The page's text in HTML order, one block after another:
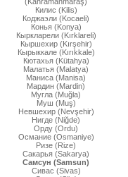
Килис (Kilis)
Коджаэли (Kocaeli)
Конья (Konya)
Кыркларели (Kırklareli)
Кыршехир (Kırşehir)
Кырыккале (Kırıkkale)
Кютахья (Kütahya)
Малатья (Malatya)
Маниса (Manisa)
Мардин (Mardin)
Мугла (Muğla)
Муш (Muş)
Невшехир (Nevşehir)
Нигде (Niğde)
Орду (Ordu)
Османие (Osmaniye)
Ризе (Rize)
Сакарья (Sakarya)
Самсун (Samsun)
Сивас (Sivas)